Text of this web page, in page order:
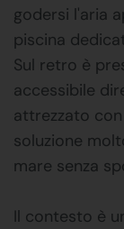
godersi l'aria
piscina
Sul retro è
accessibile
attrezzato
soluzione
mare senza
Il contesto è